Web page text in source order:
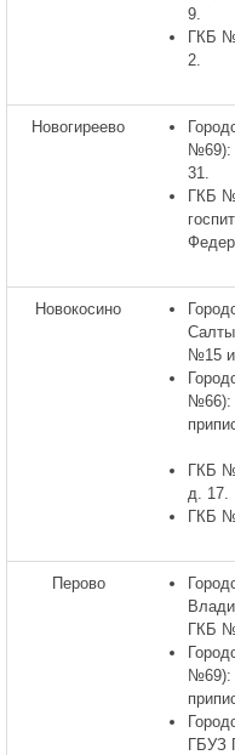
9.
ГКБ
2.
Новогиреево
№69):
31.
ГКБ
Новокосино
№15
№66):
ГКБ
д. 17.
ГКБ
Перово
ГКБ
№69):
ГБУЗ